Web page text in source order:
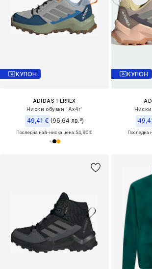
КУПОН
ADIDAS TERREX
Ниски обувки 'Ax4r'
49,41 € (96,64 лв.³)
Последна най-ниска цена:54,90 €
КУПОН
Последна